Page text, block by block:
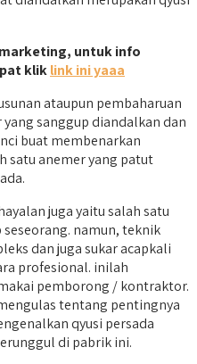
untuk info
kliklink ini yaaa
ataupun pembaharuan
sanggup diandalkan dan
buat membenarkan
satu anemer yang patut
juga yaitu salah satu
namun, teknik
dan juga sukar acapkali
profesional. inilah
pemborong / kontraktor.
tentang pentingnya
qyusi persada
di pabrik ini.